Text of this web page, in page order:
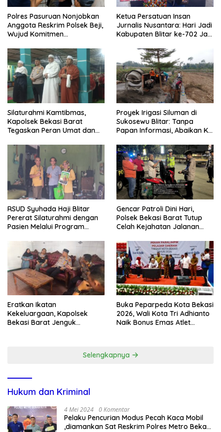
Polres Pasuruan Nonjobkan
Anggota Reskrim Polsek Beji,
Wujud Komitmen
Dugaan Penganiayaan
Ketua Persatuan Insan
Jurnalis Nusantara: Hari Jadi
Kabupaten Blitar ke-702 Jadi
Pembangunan
Silaturahmi Kamtibmas,
Kapolsek Bekasi Barat
Tegaskan Peran Umat dan
Kondusivitas Wilayah
Proyek Irigasi Siluman di
Sukosewu Blitar: Tanpa
Papan Informasi, Abaikan K3,
Tanggung Jawab
RSUD Syuhada Haji Blitar
Pererat Silaturahmi dengan
Pasien Melalui Program
Gencar Patroli Dini Hari,
Polsek Bekasi Barat Tutup
Celah Kejahatan Jalanan
Eratkan Ikatan
Kekeluargaan, Kapolsek
Bekasi Barat Jenguk
Buka Peparpeda Kota Bekasi
2026, Wali Kota Tri Adhianto
Naik Bonus Emas Atlet
Selengkapnya
Hukum dan Kriminal
4 Mei 2024 0 Komentar
Pelaku Pencurian Modus Pecah Kaca Mobil
,diamankan Sat Reskrim Polres Metro Bekasi